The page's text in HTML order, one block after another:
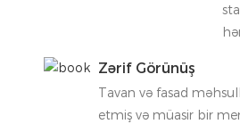
Zərif Görünüş
Tavan və fasad
etmiş və müasir bir